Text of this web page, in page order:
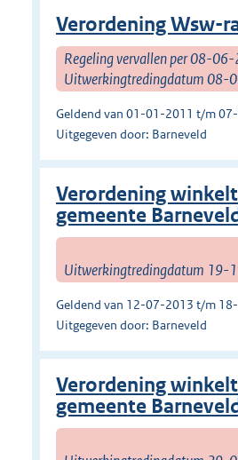
Verordening Wsw-
Regeling vervallen per 08-
Uitwerkingtredingdatum 08-
Geldend van 01-01-2011 t/m
Uitgegeven door: Barneveld
Verordening
gemeente
Uitwerkingtredingdatum 19-
Geldend van 12-07-2013 t/m
Uitgegeven door: Barneveld
Verordening
gemeente